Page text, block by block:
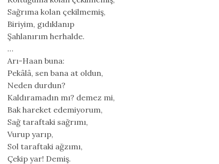
Sağrıma kolan çekilmemiş,
Biriyim, gıdıklanıp
Şahlanırım herhalde.
…
Arı-Haan buna:
Pekâlâ, sen bana at oldun,
Neden durdun?
Kaldıramadın mı? demez mi,
Bak hareket edemiyorum,
Sağ taraftaki sağrımı,
Vurup yarıp,
Sol taraftaki ağzımı,
Çekip yar! Demiş.